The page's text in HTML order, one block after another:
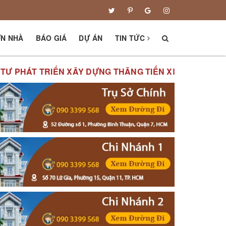
NHÀ BÁO GIÁ DỰ ÁN TIN TỨC
TRIỂN XÂY DỰNG THĂNG TIẾN XIN KÍNH CHÀO QUÝ